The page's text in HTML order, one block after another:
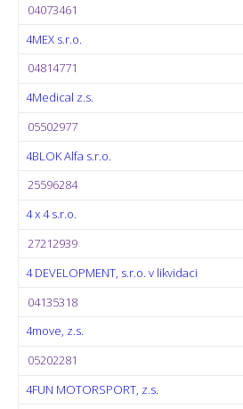
04073461
4MEX s.r.o.
04814771
4Medical z.s.
05502977
4BLOK Alfa s.r.o.
25596284
4 x 4 s.r.o.
27212939
4 DEVELOPMENT, s.r.o. v likvidaci
04135318
4move, z.s.
05202281
4FUN MOTORSPORT, z.s.